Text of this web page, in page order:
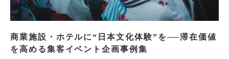
商業施設・ホテルに“日本文化体験”を──滞在価値
を高める集客イベント企画事例集